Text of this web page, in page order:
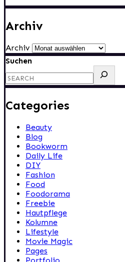
Archiv
Archiv
Suchen
Categories
Beauty
Blog
Bookworm
Daily Life
DIY
Fashion
Food
Foodorama
Freebie
Hautpflege
Kolumne
Lifestyle
Movie Magic
Pages